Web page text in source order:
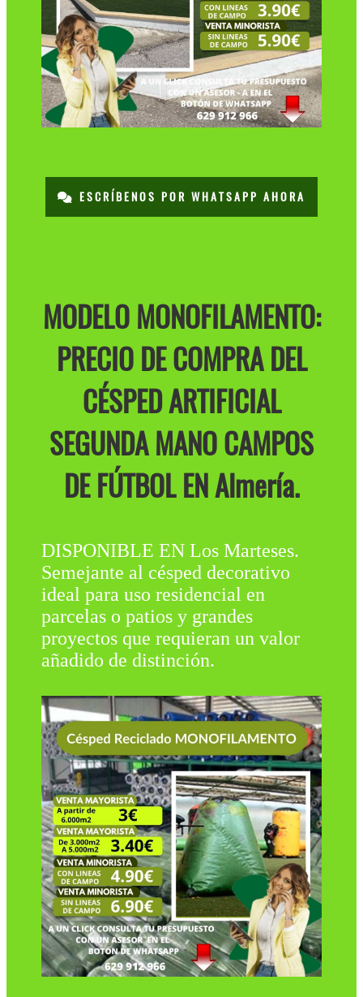
ESCRÍBENOS POR WHATSAPP AHORA
MODELO MONOFILAMENTO:
PRECIO DE COMPRA DEL
CÉSPED ARTIFICIAL
SEGUNDA MANO CAMPOS
DE FÚTBOL EN Almería.
DISPONIBLE EN Los Marteses.
Semejante al césped decorativo
ideal para uso residencial en
parcelas o patios y grandes
proyectos que requieran un valor
añadido de distinción.